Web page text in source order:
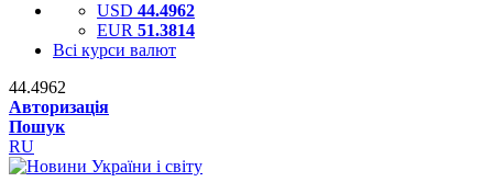
USD 44.4962
EUR 51.3814
Всі курси валют
44.4962
Авторизація
Пошук
RU